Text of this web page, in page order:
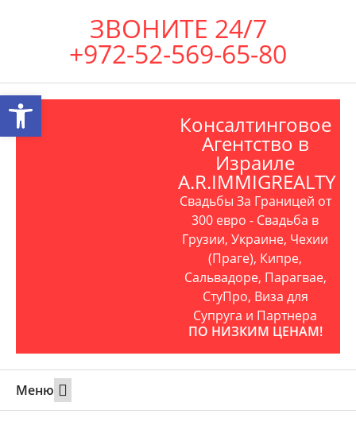
ЗВОНИТЕ 24/7
+972-52-569-65-80
Консалтинговое
Агентство в
Израиле
A.R.IMMIGREALTY
Свадьбы За Границей от
300 евро - Свадьба в
Грузии, Украине, Чехии
(Праге), Кипре,
Сальвадоре, Парагвае,
СтуПро, Виза для
Супруга и Партнера
ПО НИЗКИМ ЦЕНАМ!
Меню
Открыть панель инструментов